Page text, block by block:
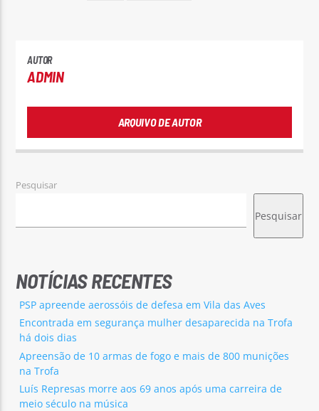
AUTOR
ADMIN
ARQUIVO DE AUTOR
Pesquisar
Pesquisar
NOTÍCIAS RECENTES
PSP apreende aerossóis de defesa em Vila das Aves
Encontrada em segurança mulher desaparecida na Trofa
há dois dias
Apreensão de 10 armas de fogo e mais de 800 munições
na Trofa
Luís Represas morre aos 69 anos após uma carreira de
meio século na música